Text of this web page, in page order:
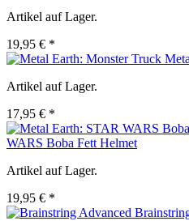
Artikel auf Lager.
19,95 € *
Artikel auf Lager.
17,95 € *
WARS Boba Fett Helmet
Artikel auf Lager.
19,95 € *